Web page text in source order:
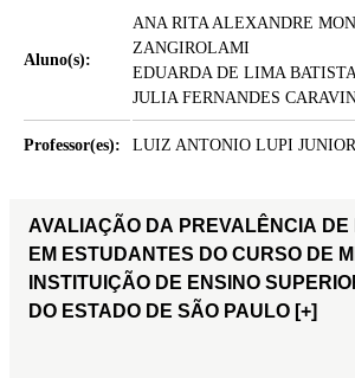
Aluno(s):
ANA RITA ALEXANDRE
ZANGIROLAMI
EDUARDA DE LIMA
JULIA FERNANDES
Professor(es): LUIZ ANTONIO LUPI JUNIOR
AVALIAÇÃO DA PREVALÊNCIA DE
EM ESTUDANTES DO CURSO DE
INSTITUIÇÃO DE ENSINO
DO ESTADO DE SÃO PAULO [+]